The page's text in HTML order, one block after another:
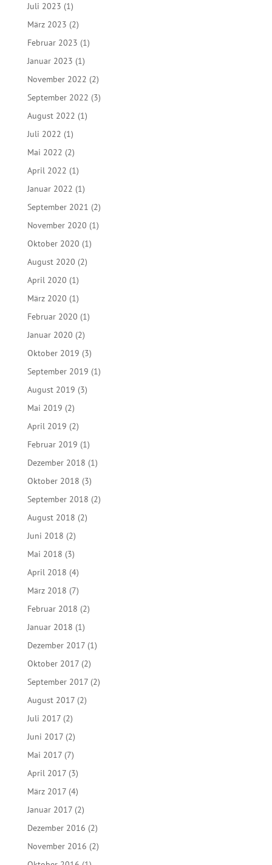
Juli 2023 (1)
März 2023 (2)
Februar 2023 (1)
Januar 2023 (1)
November 2022 (2)
September 2022 (3)
August 2022 (1)
Juli 2022 (1)
Mai 2022 (2)
April 2022 (1)
Januar 2022 (1)
September 2021 (2)
November 2020 (1)
Oktober 2020 (1)
August 2020 (2)
April 2020 (1)
März 2020 (1)
Februar 2020 (1)
Januar 2020 (2)
Oktober 2019 (3)
September 2019 (1)
August 2019 (3)
Mai 2019 (2)
April 2019 (2)
Februar 2019 (1)
Dezember 2018 (1)
Oktober 2018 (3)
September 2018 (2)
August 2018 (2)
Juni 2018 (2)
Mai 2018 (3)
April 2018 (4)
März 2018 (7)
Februar 2018 (2)
Januar 2018 (1)
Dezember 2017(1)
Oktober 2017(2)
September 2017(2)
August 2017(2)
Juli 2017(2)
Juni 2017(2)
Mai 2017(7)
April 2017(3)
März 2017(4)
Januar 2017(2)
Dezember 2016 (2)
November 2016 (2)